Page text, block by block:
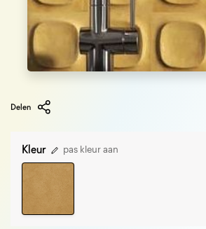
Delen
Kleur pas kleur aan